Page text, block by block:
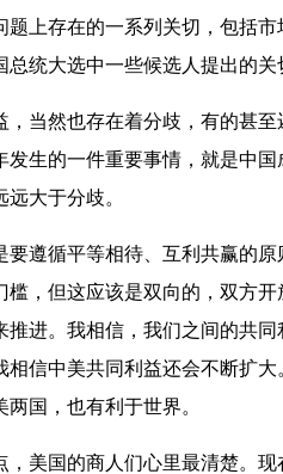
上存在的一系列关切，包括
统大选中一些候选人提出的关
然也存在着分歧，有的甚至
生的一件重要事情，就是中
大于分歧。
循平等相待、互利共赢的原
，但这应该是双向的，双方
进。我相信，我们之间的共
信中美共同利益还会不断扩
国，也有利于世界。
国的商人们心里最清楚。现